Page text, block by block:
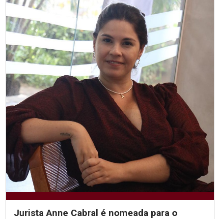
Jurista Anne Cabral é nomeada para o